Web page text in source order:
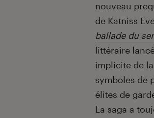
nouveau
de Katniss
ballade du
littéraire
implicite de
symboles de
élites de
La saga a